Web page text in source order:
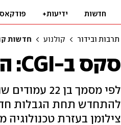
חדשות ידיעות+
תרבות ובידור קולנוע חדשות
סקס ב-CGI: הוליווד ביום שאחרי הקורונה
לפי מסמך בן
להתחדש תחת הגבלות
צילומן בעזרת